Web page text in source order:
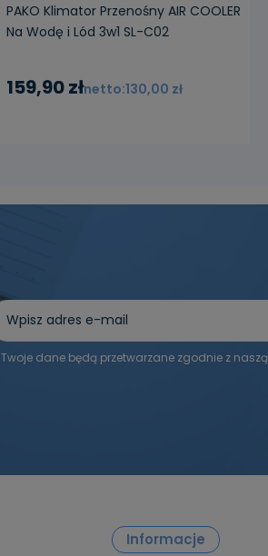
PAKO Klimator Przenośny AIR COOLER
Na Wodę i Lód 3w1 SL-C02
159,90 zł 130,00 zł
Twoje dane będą przetwarzane zgodnie z naszą
Informacje